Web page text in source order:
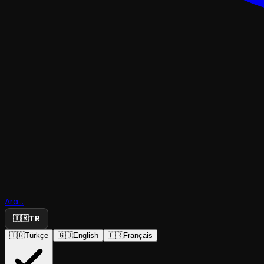
Ara...
🇹🇷TR
🇹🇷Türkçe 🇬🇧English 🇫🇷Français
Yöntemi